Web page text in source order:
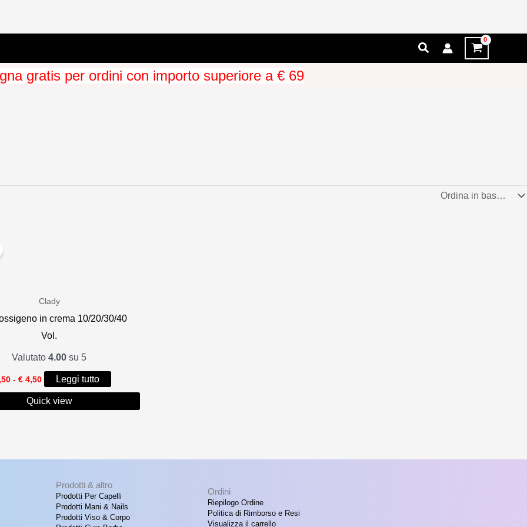
Cerca
gratis per ordini con importo superiore a € 69
Clady
in crema 10/20/30/40
Vol.
Valutato 4.00 su 5
- € 4,50 Fascia
di
prezzo:
da
Leggi tutto
Quick view
Prodotti & altro
Prodotti Per Capelli
Prodotti Mani & Nails
Prodotti Viso & Corpo
Ordini
Riepilogo Ordine
Politica di Rimborso e Resi
Visualizza il carrello